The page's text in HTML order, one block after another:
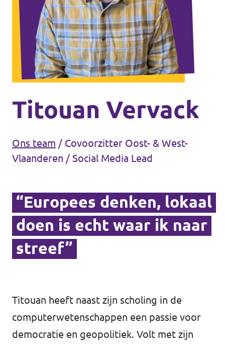
Volt Brussel
Volt Antwerpen
Volt Oost-Vlaanderen
Volt West-Vlaanderen
Agenda
Doneer
Word lid
Vacatures
Titouan Vervack
Ons team / Covoorzitter Oost- & West-
Vlaanderen / Social Media Lead
“Europees denken, lokaal
doen is echt waar ik naar
streef”
Titouan heeft naast zijn scholing in de
computerwetenschappen een passie voor
democratie en geopolitiek. Volt met zijn